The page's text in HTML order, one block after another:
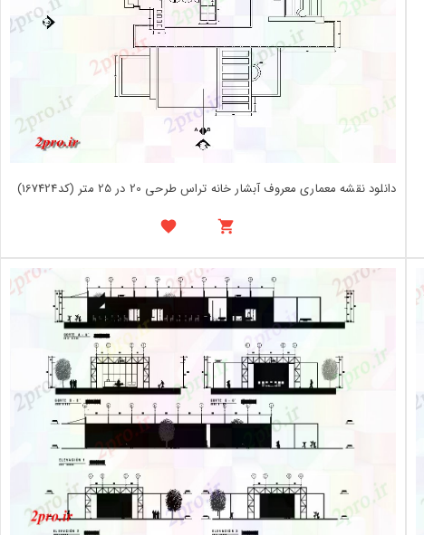
دانلود نقشه معماری معروف آبشار خانه تراس طرحی 20 در 25 متر (کد167424)